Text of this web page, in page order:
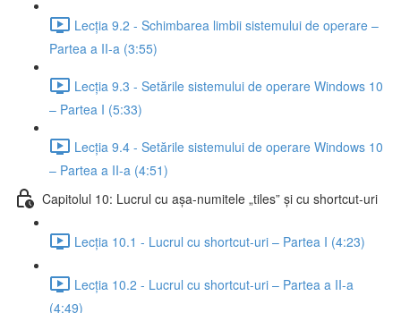
Lecția 9.2 - Schimbarea limbii sistemului de operare –
Partea a II-a (3:55)
Lecția 9.3 - Setările sistemului de operare Windows 10
– Partea I (5:33)
Lecția 9.4 - Setările sistemului de operare Windows 10
– Partea a II-a (4:51)
Capitolul 10: Lucrul cu așa-numitele „tiles” și cu shortcut-uri
Lecția 10.1 - Lucrul cu shortcut-uri – Partea I (4:23)
Lecția 10.2 - Lucrul cu shortcut-uri – Partea a II-a
(4:49)